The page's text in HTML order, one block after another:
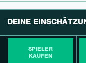
DEINE
SPIELER
KAUFEN